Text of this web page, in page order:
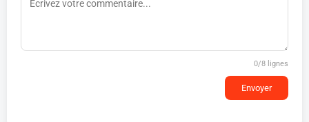
0/8 lignes
Envoyer